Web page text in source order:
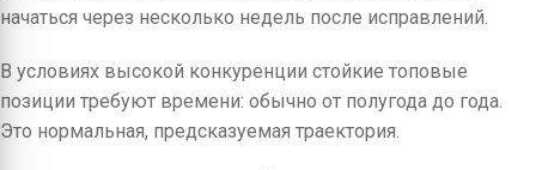
начаться через несколько недель после исправлений.
В условиях высокой конкуренции стойкие топовые
позиции требуют времени: обычно от полугода до года.
Это нормальная, предсказуемая траектория.